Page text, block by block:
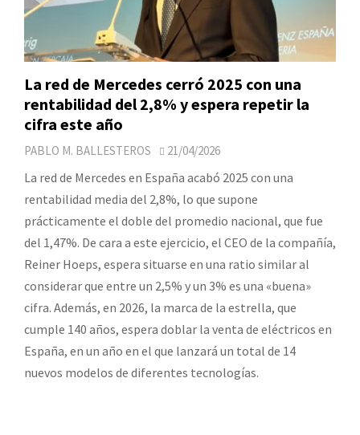
La red de Mercedes cerró 2025 con una
rentabilidad del 2,8% y espera repetir la
cifra este año
PABLO M. BALLESTEROS 21/04/2026
La red de Mercedes en España acabó 2025 con una
rentabilidad media del 2,8%, lo que supone
prácticamente el doble del promedio nacional, que fue
del 1,47%. De cara a este ejercicio, el CEO de la compañía,
Reiner Hoeps, espera situarse en una ratio similar al
considerar que entre un 2,5% y un 3% es una «buena»
cifra. Además, en 2026, la marca de la estrella, que
cumple 140 años, espera doblar la venta de eléctricos en
España, en un año en el que lanzará un total de 14
nuevos modelos de diferentes tecnologías.